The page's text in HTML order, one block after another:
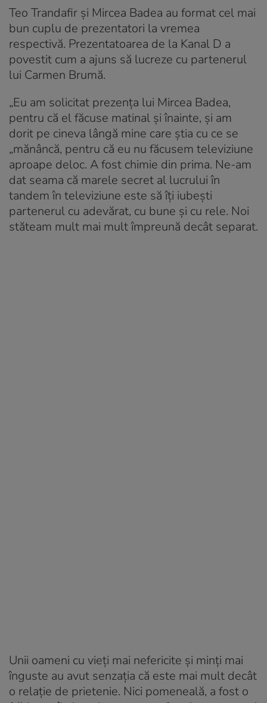
Teo Trandafir și Mircea Badea au format cel mai
bun cuplu de prezentatori la vremea
respectivă. Prezentatoarea de la Kanal D a
povestit cum a ajuns să lucreze cu partenerul
lui Carmen Brumă.
„Eu am solicitat prezența lui Mircea Badea,
pentru că el făcuse matinal și înainte, și am
dorit pe cineva lângă mine care știa cu ce se
„mănâncă, pentru că eu nu făcusem televiziune
aproape deloc. A fost chimie din prima. Ne-am
dat seama că marele secret al lucrului în
tandem în televiziune este să îți iubești
partenerul cu adevărat, cu bune și cu rele. Noi
stăteam mult mai mult împreună decât separat.
Unii oameni cu vieți mai nefericite și minți mai
înguste au avut senzația că este mai mult decât
o relație de prietenie. Nici pomeneală, a fost o